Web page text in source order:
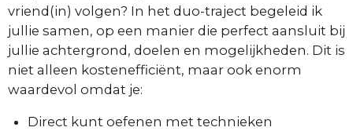
vriend(in) volgen? In het duo-traject begeleid ik
jullie samen, op een manier die perfect aansluit bij
jullie achtergrond, doelen en mogelijkheden. Dit is
niet alleen kostenefficiënt, maar ook enorm
waardevol omdat je:
Direct kunt oefenen met technieken